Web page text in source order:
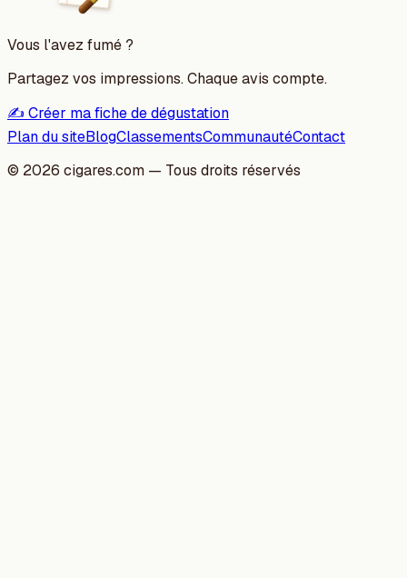
Vous l'avez fumé ?
Partagez vos impressions. Chaque avis compte.
✍️ Créer ma fiche de dégustation
Plan du siteBlogClassementsCommunautéContact
© 2026 cigares.com — Tous droits réservés